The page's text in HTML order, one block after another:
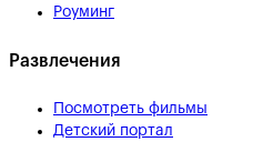
Роуминг
Развлечения
Посмотреть фильмы
Детский портал